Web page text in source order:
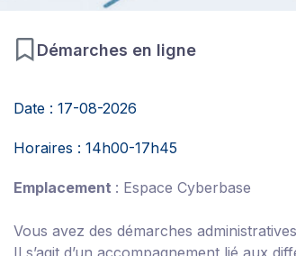
Démarches en ligne
Date : 17-08-2026
Horaires : 14h00-17h45
Emplacement : Espace Cyberbase
Vous avez des démarches
Il s’agit d’un accompagnement lié aux